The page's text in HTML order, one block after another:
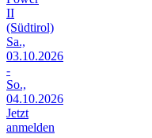
II
(Südtirol)
Sa.,
03.10.2026
-
So.,
04.10.2026
Jetzt
anmelden